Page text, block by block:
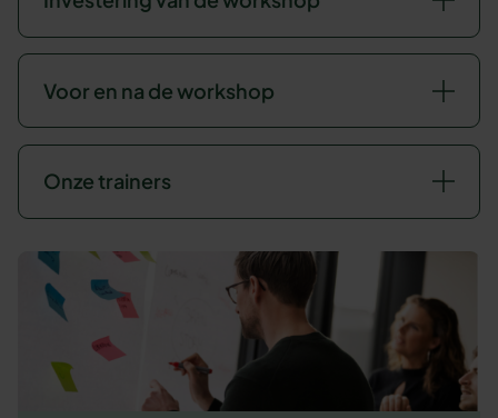
Voor en na de workshop
Onze trainers